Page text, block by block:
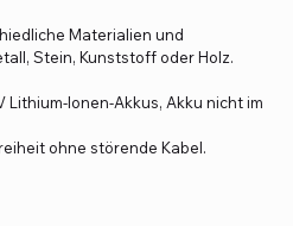
Materialien und
Stein, Kunststoff oder Holz.
Lithium-Ionen-Akkus, Akku nicht im
ohne störende Kabel.